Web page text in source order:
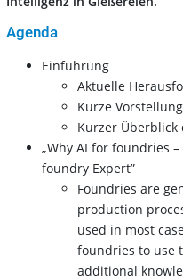
Agenda
Einführung
Aktuelle
Kurze
Kurzer Überblick
„Why AI for foundries
foundry Expert”
Foundries are
production
used in most
foundries to use
additional